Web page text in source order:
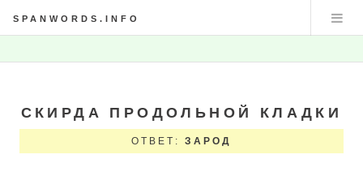
SPANWORDS.INFO
СКИРДА ПРОДОЛЬНОЙ КЛАДКИ
ОТВЕТ:ЗАРОД